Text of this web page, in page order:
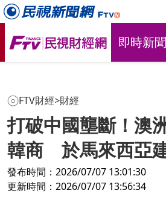
即時新聞
FTV財經>財經
打破中國壟斷！澳
韓商 於馬來西亞
發布時間：2026/07/07 13:01:30
更新時間：2026/07/07 13:56:34